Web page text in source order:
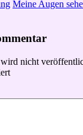
Meine Augen
nicht